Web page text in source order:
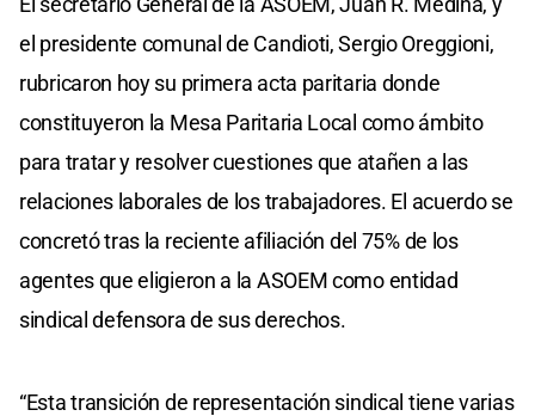
el presidente comunal de Candioti, Sergio Oreggioni,
rubricaron hoy su primera acta paritaria donde
constituyeron la Mesa Paritaria Local como ámbito
para tratar y resolver cuestiones que atañen a las
relaciones laborales de los trabajadores. El acuerdo se
concretó tras la reciente afiliación del 75% de los
agentes que eligieron a la ASOEM como entidad
sindical defensora de sus derechos.
“Esta transición de representación sindical tiene varias